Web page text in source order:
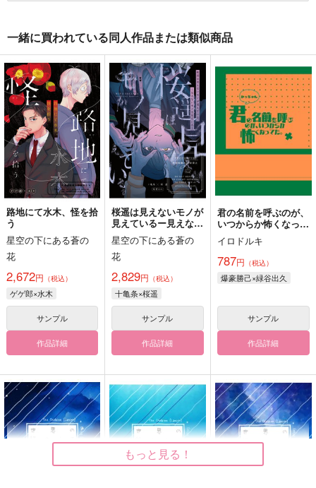
一緒に買われている同人作品または類似商品
路地にて水木、怪を拾
う
星空の下にある蒼の
花
2,672円 （税込）
ゲゲ郎×水木
サンプル
作品詳細
桜遥は見えないモノが
見えているー見えない
モノも見ているー
星空の下にある蒼の
花
2,829円 （税込）
十亀条×桜遥
サンプル
作品詳細
君の名前を呼ぶのが、
いつからか怖くなって
た。
イロドルキ
787円 （税込）
爆豪勝己×緑谷出久
サンプル
作品詳細
もっと見る！